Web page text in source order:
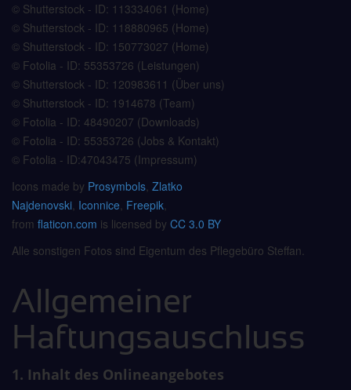
© Shutterstock - ID: 113334061 (Home)
© Shutterstock - ID: 118880965 (Home)
© Shutterstock - ID: 150773027 (Home)
© Fotolia - ID: 55353726 (Leistungen)
© Shutterstock - ID: 120983611 (Über uns)
© Shutterstock - ID: 1914678 (Team)
© Fotolia - ID: 48490207 (Downloads)
© Fotolia - ID: 55353726 (Jobs & Kontakt)
© Fotolia - ID:47043475 (Impressum)
Icons made by Prosymbols, Zlatko
Najdenovski, Iconnice, Freepik,
from flaticon.com is licensed by CC 3.0 BY
Alle sonstigen Fotos sind Eigentum des Pflegebüro Steffan.
Allgemeiner
Haftungsauschluss
1. Inhalt des Onlineangebotes